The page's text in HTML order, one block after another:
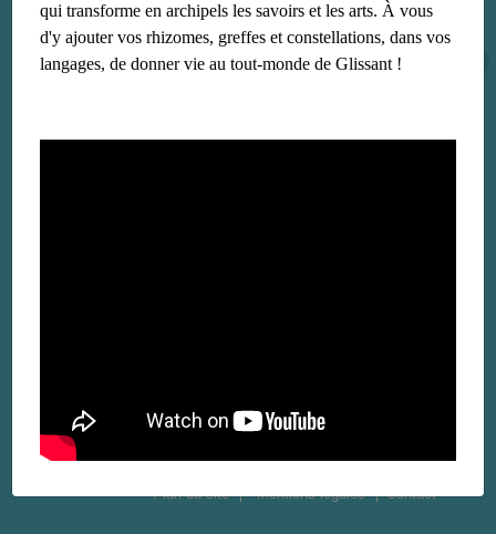
qui transforme en archipels les savoirs et les arts. À vous
d'y ajouter vos rhizomes, greffes et constellations, dans vos
langages, de donner vie au tout-monde de Glissant !
Plan du site Mentions légales Contact